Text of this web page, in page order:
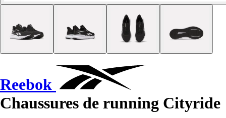
Reebok
Chaussures de running Cityride